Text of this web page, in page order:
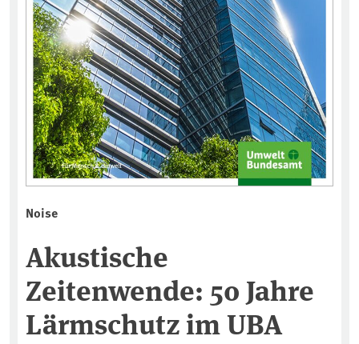
Noise
Akustische
Zeitenwende: 50 Jahre
Lärmschutz im UBA